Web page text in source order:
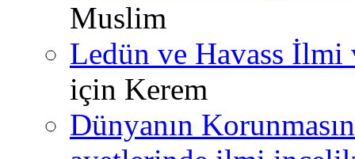
Muslim
Ledün ve Havass İlmi
için Kerem
Dünyanın